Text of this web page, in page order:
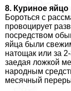
8. Куриное яйцо
Бороться с
провоцирует
посредством
яйца были
натощак или за
заедая ложкой
народным
мecячный